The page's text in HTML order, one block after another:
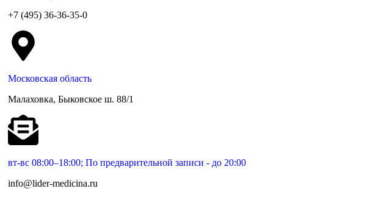
+7 (495) 36-36-35-0
Московская область
Малаховка, Быковское ш. 88/1
вт-вс 08:00–18:00; По предварительной записи - до 20:00
info@lider-medicina.ru